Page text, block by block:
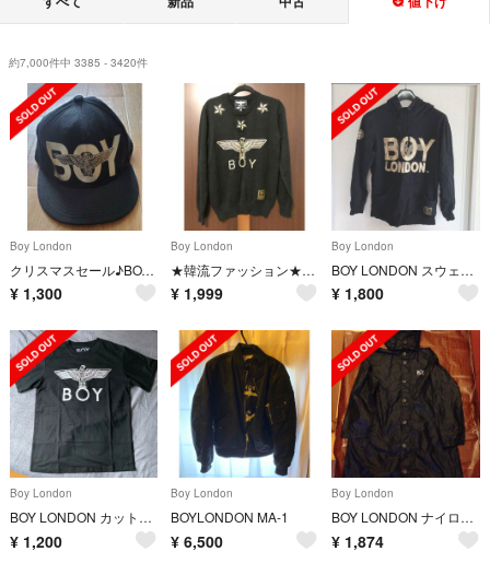
約7,000件中 3385 - 3420件
Boy London
クリスマスセール♪BOY LONDON キャップ
¥ 1,300
Boy London
★韓流ファッション★BOY LONDON ニット セーター
¥ 1,999
Boy London
BOY LONDON スウェット パーカー トレーナー
¥ 1,800
Boy London
BOY LONDON カットソー
¥ 1,200
Boy London
BOYLONDON MA-1
¥ 6,500
Boy London
BOY LONDON ナイロン コート M ブラック
¥ 1,874